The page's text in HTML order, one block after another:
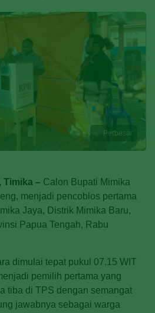
Perbesar
Timika – Calon Bupati Mimika
menjadi pencoblos pertama
Jaya, Distrik Mimika Baru,
Papua Tengah, Rabu
dimulai tepat pukul 07.15 WIT
pemilih pertama yang
tiba di TPS dengan semangat
jawabnya sebagai warga